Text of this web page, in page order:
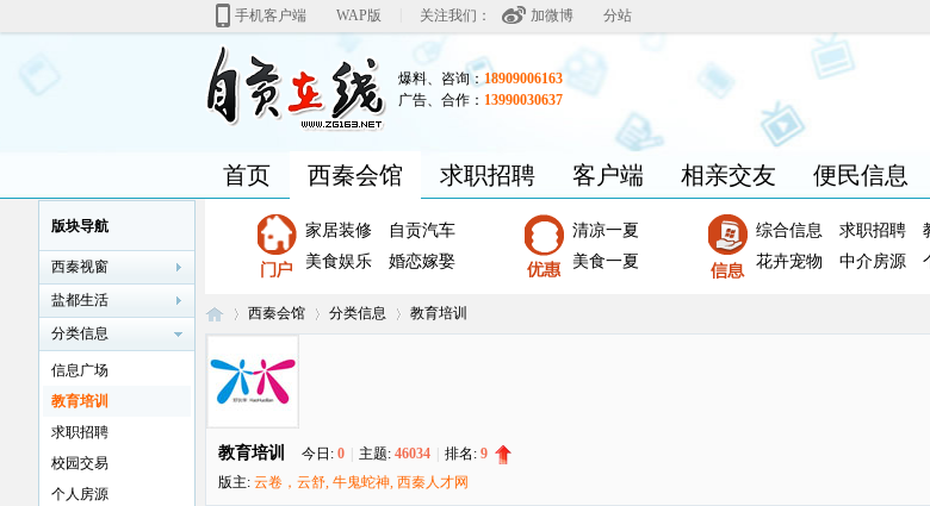
手机客户端 WAP版 关注我们： 加微博 分站
爆料、咨询：18909006163
广告、合作： 13990030637
首页 西秦会馆 求职招聘 客户端 相亲交友 便民信息
家居装修
自贡汽车
美食娱乐
婚恋嫁娶
清凉一夏
美食一夏
综合信息 求职招聘
花卉宠物
中介房源
西秦会馆 分类信息 教育培训
版块导航
西秦视窗
盐都生活
分类信息
信息广场
教育培训
求职招聘
校园交易
个人房源
教育培训 今日: 0 主题: 46034 排名: 9
版主: 云卷，云舒, 牛鬼蛇神, 西秦人才网